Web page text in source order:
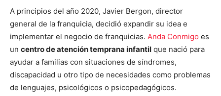
A principios del año 2020, Javier Bergon, director
general de la franquicia, decidió expandir su idea e
implementar el negocio de franquicias. Anda Conmigo es
un centro de atención temprana infantil que nació para
ayudar a familias con situaciones de síndromes,
discapacidad u otro tipo de necesidades como problemas
de lenguajes, psicológicos o psicopedagógicos.